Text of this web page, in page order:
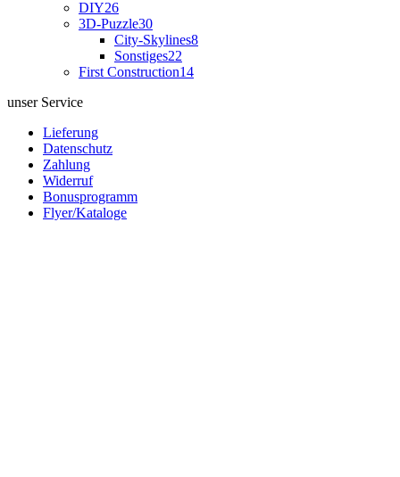
DIY26
3D-Puzzle30
City-Skylines8
Sonstiges22
First Construction14
unser Service
Lieferung
Datenschutz
Zahlung
Widerruf
Bonusprogramm
Flyer/Kataloge